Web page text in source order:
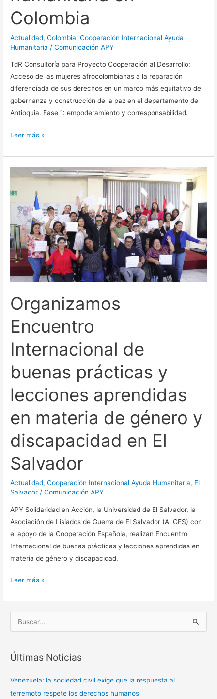
Colombia
Actualidad,Colombia,Cooperación Internacional Ayuda
Humanitaria /Comunicación APY
TdR Consultoría para Proyecto Cooperación al Desarrollo:
Acceso de las mujeres afrocolombianas a la reparación
diferenciada de sus derechos en un marco más equitativo de
gobernanza y construcción de la paz en el departamento de
Antioquia. Fase 1: empoderamiento y corresponsabilidad.
Leer más »
Organizamos
Encuentro
Internacional de
buenas prácticas y
lecciones aprendidas
en materia de género y
discapacidad en El
Salvador
Actualidad,Cooperación Internacional Ayuda Humanitaria, El
Salvador /Comunicación APY
APY Solidaridad en Acción, la Universidad de El Salvador, la
Asociación de Lisiados de Guerra de El Salvador (ALGES) con
el apoyo de la Cooperación Española, realizan Encuentro
Internacional de buenas prácticas y lecciones aprendidas en
materia de género y discapacidad.
Organizamos
Internacional
de
buenas
prácticas
y
lecciones
aprendidas
en
de
género
y
discapacidad
en
El
Salvador
Leer más »
c
a
r
Últimas Noticias
Venezuela: la sociedad civil exige que la respuesta al
terremoto respete los derechos humanos